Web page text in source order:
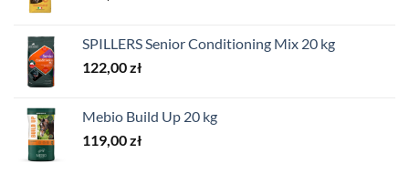
SPILLERS Senior Conditioning Mix 20 kg
122,00zł
Mebio Build Up 20 kg
119,00zł